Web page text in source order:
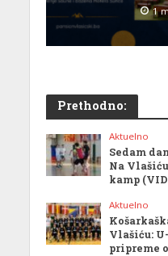
1
Prethodno:
Aktuelno
Sedam
Na
kamp
Aktuelno
Vlašiću:
pripreme